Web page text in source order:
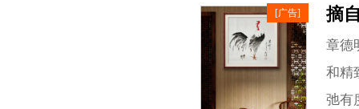
[广告] 摘
章德
和精
弛有